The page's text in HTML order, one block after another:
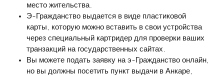
место жительства.
Э-Гражданство выдается в виде пластиковой
карты, которую можно вставить в свои устройства
через специальный картридер для проверки ваших
транзакций на государственных сайтах.
Вы можете подать заявку на э-Гражданство онлайн,
но вы должны посетить пункт выдачи в Анкаре,